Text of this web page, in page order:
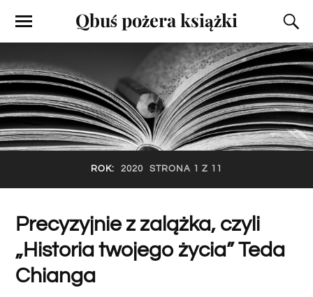
Qbuś pożera książki
ROK: 2020 STRONA 1 Z 11
Precyzyjnie z zalążka, czyli
„Historia twojego życia” Teda
Chianga